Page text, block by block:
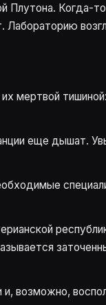
Плутона. Когда-
мертвой
еще дышат.
возможно,